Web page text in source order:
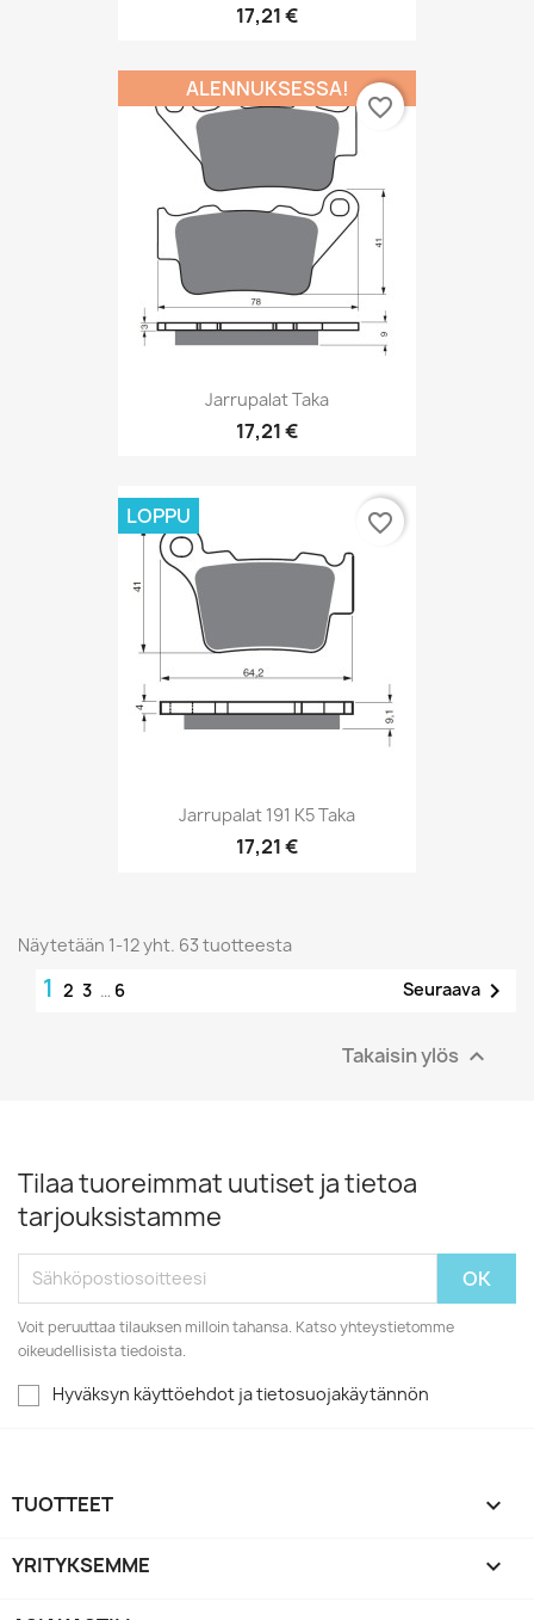
17,21 €
Jarrupalat Taka
17,21 €
ALENNUKSESSA!
favorite_border
Jarrupalat 191 K5 Taka
17,21 €
LOPPU favorite_border
Näytetään 1-12 yht. 63 tuotteesta
1 2 3 … 6 Seuraava 
Takaisin ylös 
Tilaa tuoreimmat uutiset ja tietoa
tarjouksistamme
Voit peruuttaa tilauksen milloin tahansa. Katso yhteystietomme
oikeudellisista tiedoista.
Hyväksyn käyttöehdot ja tietosuojakäytännön
TUOTTEET 
YRITYKSEMME 